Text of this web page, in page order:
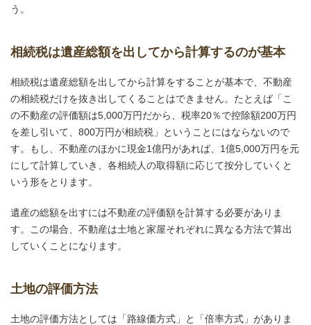
う。
相続税は遺産総額を出してから計算するのが基本
相続税は遺産総額を出してから計算をすることが基本で、不動産
の相続税だけを抜き出してくることはできません。たとえば「こ
の不動産の評価額は5,000万円だから、税率20％で控除額200万円
を差し引いて、800万円が相続税」ということにはならないので
す。もし、不動産のほかに現金1億円があれば、1億5,000万円を元
にして計算していき、各相続人の取得額に応じて按分していくと
いう形をとります。
遺産の総額を出すには不動産の評価額を計算する必要がありま
す。この場合、不動産は土地と家屋それぞれに異なる方法で算出
していくことになります。
土地の評価方法
土地の評価方法としては「路線価方式」と「倍率方式」がありま